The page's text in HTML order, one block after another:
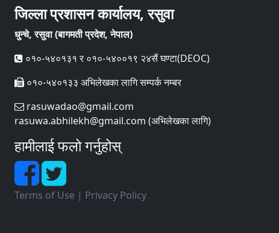
जिल्ला प्रशासन कार्यालय, रसुवा
धुन्चे, रसुवा (बागमती प्रदेश, नेपाल)
०१०-५४०१३१ र ०१०-५४००१९ २४सैं घण्टा(DEOC)
०१०-५४०१३३ अभिलेखका लागि सम्पर्क नम्बर
rasuwadao@gmail.com
rasuwa.abhilekh@gmail.com (अभिलेखका लागि)
हामीलाई फलो गर्नुहोस्
Terms of Use | Privacy Policy